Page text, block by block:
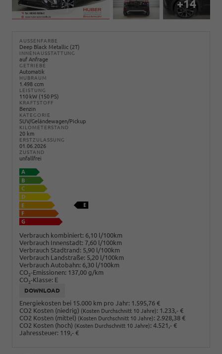
+14
AUSSENFARBE
Deep Black Metallic (2T)
INNENAUSSTATTUNG
auf Anfrage
GETRIEBE
Automatik
HUBRAUM
1.498 ccm
LEISTUNG
110 kW (150 PS)
KRAFTSTOFF
Benzin
KATEGORIE
SUV/Geländewagen/Pickup
KILOMETERSTAND
20 km
ERSTZULASSUNG
01.06.2026
ZUSTAND
unfallfrei
Verbrauch kombiniert: 6,10 l/100km
Verbrauch Innenstadt: 7,60 l/100km
Verbrauch Stadtrand: 5,90 l/100km
Verbrauch Landstraße: 5,20 l/100km
Verbrauch Autobahn: 6,30 l/100km
CO2-Emissionen: 137,00 g/km
CO2-Klasse: E
DOWNLOAD
Energiekosten bei 15.000 km pro Jahr: 1.595,76 €
CO2 Kosten (niedrig) (Kosten Durchschnitt 10 Jahre): 1.233,- €
CO2 Kosten (mittel) (Kosten Durchschnitt 10 Jahre): 2.928,38 €
CO2 Kosten (hoch) (Kosten Durchschnitt 10 Jahre): 4.521,- €
Jahressteuer: 119,- €